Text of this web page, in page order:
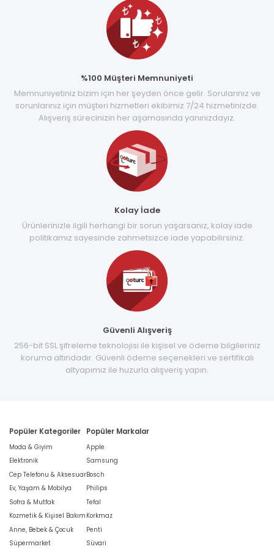
%100 Müşteri Memnuniyeti
Memnuniyetiniz bizim için her şeyden önce gelir. Sorularınız ve
sorunlarınız için müşteri hizmetleri ekibimiz 7/24 hizmetinizde.
Alışveriş sürecinizin her aşamasında yanınızdayız.
Kolay İade
Ürünlerinizle ilgili herhangi bir sorun yaşarsanız, kolay iade
politikamız sayesinde zahmetsizce iade yapabilirsiniz.
Güvenli Alışveriş
256-bit SSL şifreleme teknolojisi ile kişisel ve ödeme bilgileriniz
koruma altındadır. Güvenli ödeme seçenekleri ve sertifikalı
altyapımız ile huzurla alışveriş yapın.
Popüler Kategoriler
Moda & Giyim
Elektronik
Cep Telefonu & Aksesuar
Ev, Yaşam & Mobilya
Sofra & Mutfak
Kozmetik & Kişisel Bakım
Anne, Bebek & Çocuk
Süpermarket
Popüler Markalar
Apple
Samsung
Bosch
Philips
Tefal
Korkmaz
Penti
Süvari